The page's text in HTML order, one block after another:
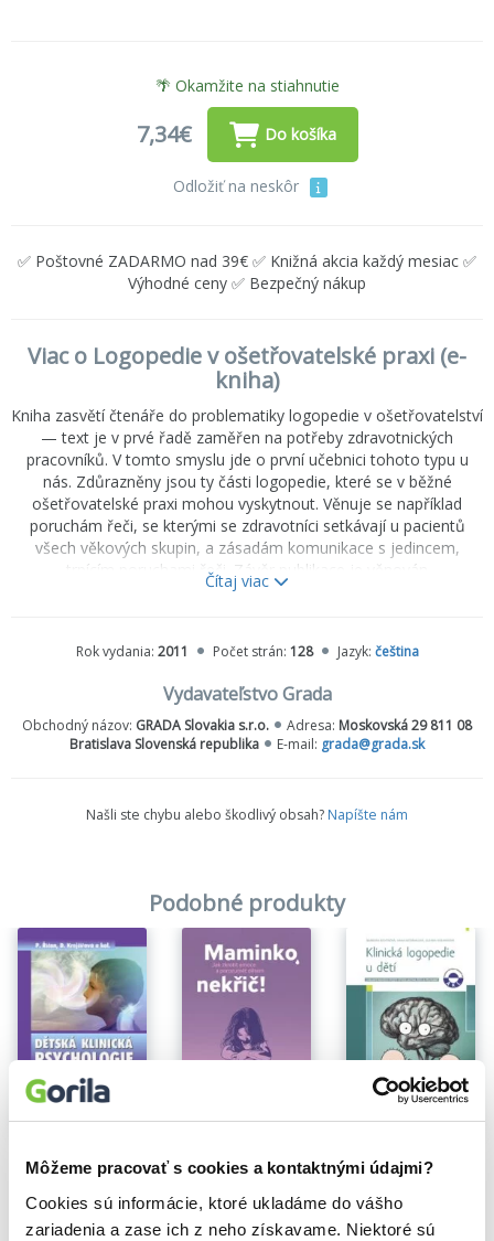
Môžeme pracovať s cookies a kontaktnými údajmi?
Cookies sú informácie, ktoré ukladáme do vášho
zariadenia a zase ich z neho získavame. Niektoré sú
🌴 Okamžite na stiahnutie
7,34€ Do košíka
Odložiť na neskôr
✅ Poštovné ZADARMO nad 39€ ✅ Knižná akcia každý mesiac ✅
Výhodné ceny ✅ Bezpečný nákup
Viac o Logopedie v ošetřovatelské praxi (e-
kniha)
Kniha zasvětí čtenáře do problematiky logopedie v ošetřovatelství
— text je v prvé řadě zaměřen na potřeby zdravotnických
pracovníků. V tomto smyslu jde o první učebnici tohoto typu u
nás. Zdůrazněny jsou ty části logopedie, které se v běžné
ošetřovatelské praxi mohou vyskytnout. Věnuje se například
poruchám řeči, se kterými se zdravotníci setkávají u pacientů
všech věkových skupin, a zásadám komunikace s jedincem,
trpícím poruchami řeči. Závěr publikace je věnován
logopedickému přístupu ke starším osobám. Autorka, která je
gerontologové, kliničtí logopedové, psychologové, ale i studenti
Čítaj viac
Rok vydania: 2011 Počet strán: 128 Jazyk: čeština
Vydavateľstvo Grada
Obchodný názov: GRADA Slovakia s.r.o. Adresa: Moskovská 29 811 08
Bratislava Slovenská republika
E-mail: grada@grada.sk
Našli ste chybu alebo škodlivý obsah? Napíšte nám
Podobné produkty
Dana Krejčířová,Pavel Říčan ,
25,88€
Maminko, nekřič!
Jeannina Mik ,Sandra Temi-Jetter
11,01€
Barbora Richtrová
15,43€